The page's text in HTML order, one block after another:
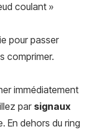
coulant »
pour passer
comprimer.
immédiatement
par signaux
En dehors du ring